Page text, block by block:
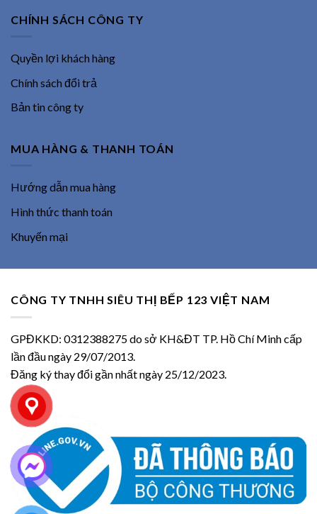
CHÍNH SÁCH CÔNG TY
Quyền lợi khách hàng
Chính sách đổi trả
Bản tin công ty
MUA HÀNG & THANH TOÁN
Hướng dẫn mua hàng
Hình thức thanh toán
Khuyến mại
CÔNG TY TNHH SIÊU THỊ BẾP 123 VIỆT NAM
GPĐKKD: 0312388275 do sở KH&ĐT TP. Hồ Chí Minh cấp
lần đầu ngày 29/07/2013.
Đăng ký thay đổi gần nhất ngày 25/12/2023.